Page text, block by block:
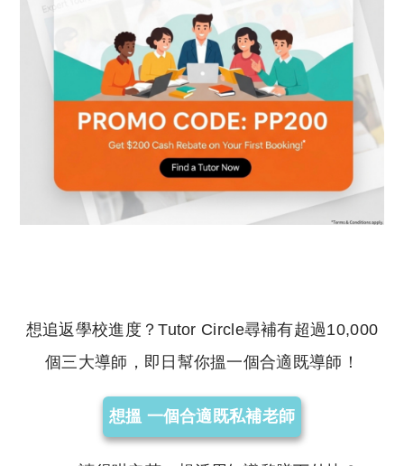
想追返學校進度？Tutor Circle尋補有超過10,000
個三大導師，即日幫你搵一個合適既導師！
想搵 一個合適既私補老師